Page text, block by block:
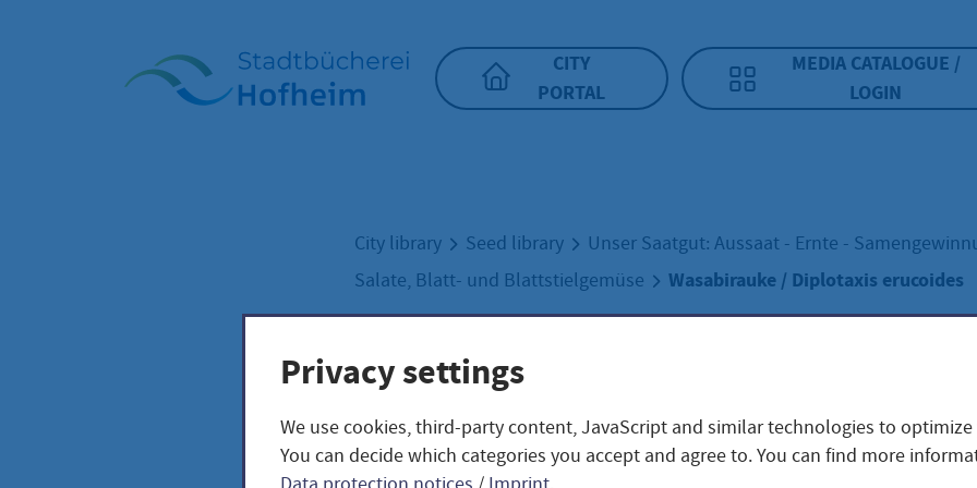
CITY
PORTAL
MEDIA CATALOGUE /
LOGIN
City library Seed library
Unser Saatgut: Aussaat - Ernte -
Salate, Blatt- und Blattstielgemüse
Wasabirauke / Diplotaxis erucoides
Wasabirauke /
Privacy settings
We use cookies, third-party content, JavaScript and similar technologies to
You can decide which categories you accept and agree to. You can find more